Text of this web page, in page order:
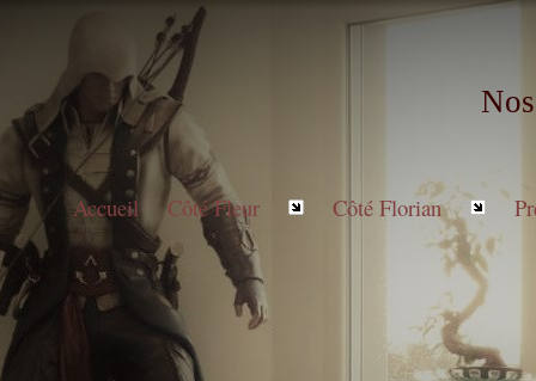
Accueil Côté Fleur Côté Florian